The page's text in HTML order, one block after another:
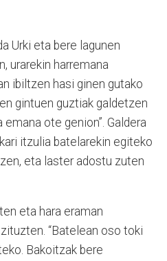
Urki eta bere lagunen
urarekin harremana
ibiltzen hasi ginen gutako
gintuen guztiak galdetzen
ote genion”. Galdera
itzulia batelarekin egiteko
eta laster adostu zuten
eta hara eraman
“Batelean oso toki
Bakoitzak bere